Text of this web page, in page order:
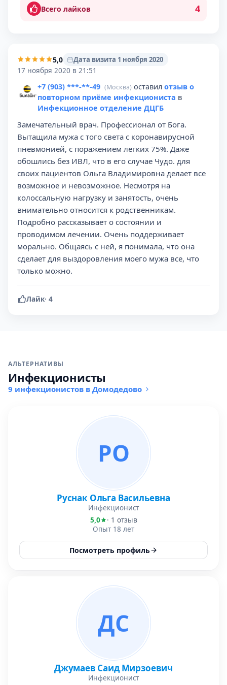
Всего лайков 4
5,0
Дата визита 1 ноября 2020
17 ноября 2020 в 21:51
+7 (903) ***-**-49 (Москва) оставил отзыв о
повторном приёме инфекциониста в
Инфекционное отделение ДЦГБ
Замечательный врач. Профессионал от Бога.
Вытащила мужа с того света с коронавирусной
пневмонией, с поражением легких 75%. Даже
обошлись без ИВЛ, что в его случае Чудо. для
своих пациентов Ольга Владимировна делает все
возможное и невозможное. Несмотря на
колоссальную нагрузку и занятость, очень
внимательно относится к родственникам.
Подробно рассказывает о состоянии и
проводимом лечении. Очень поддерживает
морально. Общаясь с ней, я понимала, что она
сделает для выздоровления моего мужа все, что
только можно.
Лайк· 4
АЛЬТЕРНАТИВЫ
Инфекционисты
9 инфекционистов в Домодедово
РО
Руснак Ольга Васильевна
Инфекционист
5,0
· 1 отзыв
Опыт 18 лет
Посмотреть профиль
ДС
Джумаев Саид Мирзоевич
Инфекционист